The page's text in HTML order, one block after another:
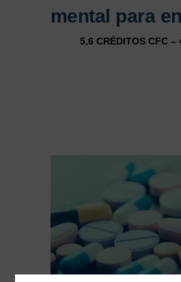
mental para
5,6 CRÉDITOS CFC –